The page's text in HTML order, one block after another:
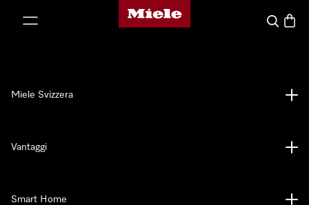
Homepage di Miele
Cerca
Miele Svizzera
Vantaggi
Smart Home